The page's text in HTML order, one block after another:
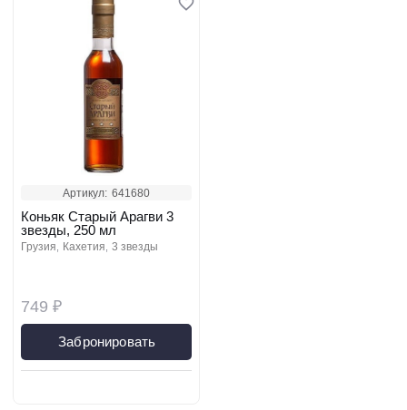
Артикул: 641680
749 ₽
Коньяк Старый Арагви 3
звезды, 250 мл
грузия кахетия 3 звезды
Забронировать